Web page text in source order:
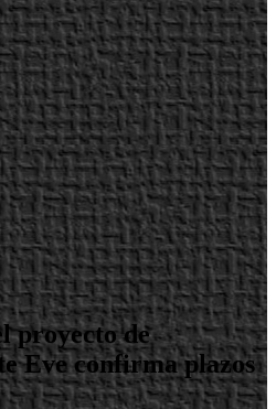
proyecto de
Eve confirma plazos